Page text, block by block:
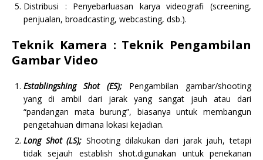
Distribusi : Penyebarluasan karya videografi (screening,
penjualan, broadcasting, webcasting, dsb.).
Teknik Kamera : Teknik Pengambilan
Gambar Video
Establingshing Shot (ES); Pengambilan gambar/shooting
yang di ambil dari jarak yang sangat jauh atau dari
“pandangan mata burung”, biasanya untuk membangun
pengetahuan dimana lokasi kejadian.
Long Shot (LS); Shooting dilakukan dari jarak jauh, tetapi
tidak sejauh establish shot.digunakan untuk penekanan